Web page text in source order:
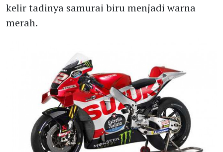
kelir tadinya samurai biru menjadi warna
merah.